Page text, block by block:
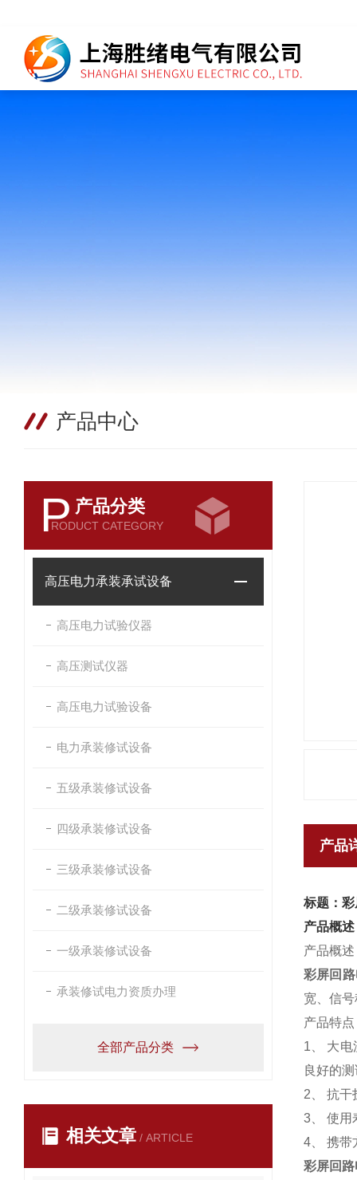
产品中心
P 产品分类
RODUCT CATEGORY
高压电力承装承试设备
高压电力试验仪器
高压测试仪器
高压电力试验设备
电力承装修试设备
五级承装修试设备
四级承装修试设备
三级承装修试设备
二级承装修试设备
一级承装修试设备
承装修试电力资质办理
全部产品分类
相关文章 / ARTICLE
产品
标题：
产品概述
产品概述
彩屏回
宽、信
产品特点
1、 大电
良好的
2、 抗干
3、 使用
4、 携带
彩屏回